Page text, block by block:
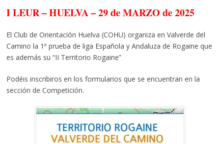
I LEUR – HUELVA – 29 de MARZO de 2025
El Club de Orientación Huelva (COHU) organiza en Valverde del
Camino la 1ª prueba de liga Española y Andaluza de Rogaine que
es además su “II Territorio Rogaine”
Podéis inscribiros en los formularios que se encuentran en la
sección de Competición.